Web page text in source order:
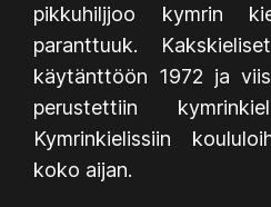
pikkuhiljjoo kymrin
paranttuuk.
käytänttöön 1972 ja
perustettiin
Kymrinkielissiin
koko aijan.